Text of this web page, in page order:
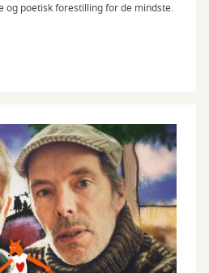
og poetisk forestilling for de mindste.